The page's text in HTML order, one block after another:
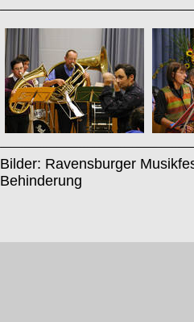
Bilder: Ravensburger
Behinderung